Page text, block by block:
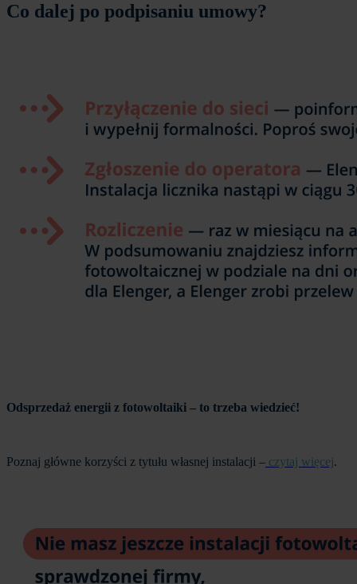
Co dalej po podpisaniu umowy?
Odsprzedaż energii z fotowoltaiki – to trzeba wiedzieć!
Poznaj główne korzyści z tytułu własnej instalacji – czytaj więcej.